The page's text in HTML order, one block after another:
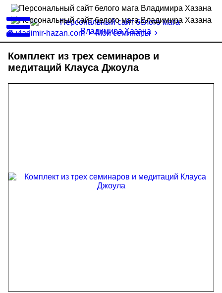
vladimir-hazan.com Мои семинары
Комплект из трех семинаров и
медитаций Клауса Джоула